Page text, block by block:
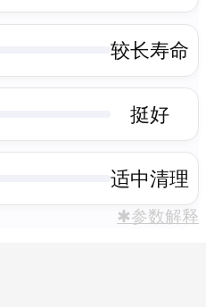
较长寿命
挺好
适中清理
✱参数解释